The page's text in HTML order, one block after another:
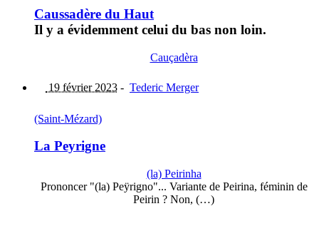
Caussadère du Haut
Il y a évidemment celui du bas non loin.
Cauçadèra
19 février 2023 - Tederic Merger
(Saint-Mézard)
La Peyrigne
(la) Peirinha
Prononcer "(la) Peÿrigno"... Variante de Peirina, féminin de
Peirin ? Non, (…)